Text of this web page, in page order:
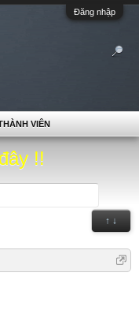
Đăng nhập
!!
↑ ↓
VIÊN